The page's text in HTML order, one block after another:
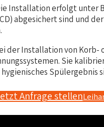
Installation erfolgt unter
abgesichert sind und
der Installation von Korb-
Sie
Spülergebnis
Anfrage stellen